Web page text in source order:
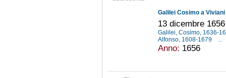
Galilei Cosimo a
13 dicembre 1656
Galilei, Cosimo, 1636-
Alfonso, 1608-1679
Anno: 1656